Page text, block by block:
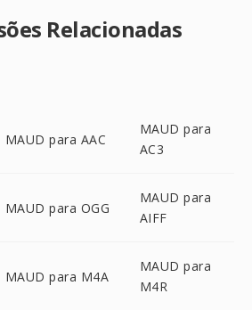
Relacionadas
MAUD para AAC
MAUD para
AC3
MAUD para OGG
MAUD para
AIFF
MAUD para M4A
MAUD para
M4R